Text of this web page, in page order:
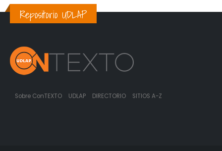
Repositorio UDLAP
Sobre ConTEXTO UDLAP DIRECTORIO SITIOS A-Z